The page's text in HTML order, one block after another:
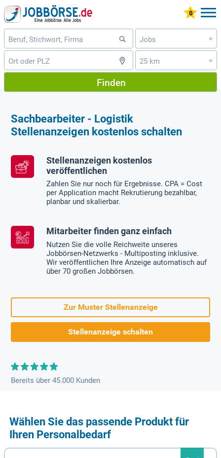
Jobs »
25 km »
Finden
Sachbearbeiter - Logistik
Stellenanzeigen kostenlos schalten
Stellenanzeigen kostenlos
veröffentlichen
Zahlen Sie nur noch für Ergebnisse. CPA = Cost
per Application macht Rekrutierung bezahlbar,
planbar und skalierbar.
Mitarbeiter finden ganz einfach
Nutzen Sie die volle Reichweite unseres
Jobbörsen-Netzwerks - Multiposting inklusive.
Wir veröffentlichen Ihre Anzeige automatisch auf
über 70 großen Jobbörsen.
Zur Muster Stellenanzeige
Stellenanzeige schalten
Bereits über 45.000 Kunden
Wählen Sie das passende Produkt für
Ihren Personalbedarf